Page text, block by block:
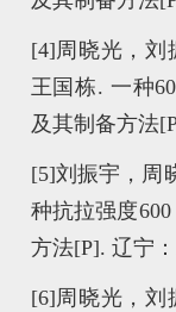
[4]周晓光，刘
王国栋. 一种
及其制备方法
[5]刘振宇，周
种抗拉强度
方法[P]. 辽宁
[6]周晓光，刘